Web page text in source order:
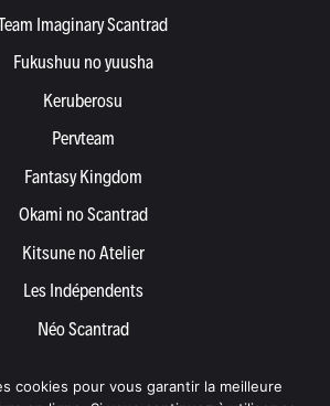
Imaginary Scantrad
Fukushuu no yuusha
Keruberosu
Pervteam
Fantasy Kingdom
Okami no Scantrad
Kitsune no Atelier
Les Indépendents
Néo Scantrad
cookies pour vous garantir la meilleure